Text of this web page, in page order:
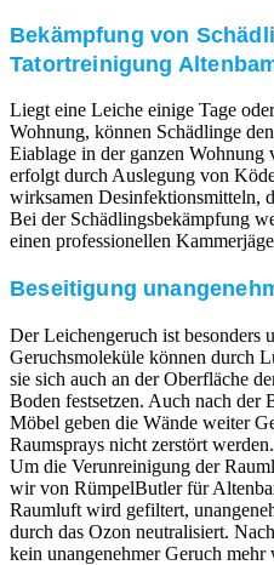
Bekämpfung von
Tatortreinigung
Liegt eine Leiche einige Tage
Wohnung, können Schädlinge
Eiablage in der ganzen
erfolgt durch Auslegung von
wirksamen Desinfektionsmitteln,
Bei der Schädlingsbekämpfung
einen professionellen
Beseitigung
Der Leichengeruch ist besonders
Geruchsmoleküle können durch
sie sich auch an der Oberfläche
Boden festsetzen. Auch nach der
Möbel geben die Wände weiter
Raumsprays nicht zerstört werden.
Um die Verunreinigung der
wir von RümpelButler für
Raumluft wird gefiltert,
durch das Ozon neutralisiert.
kein unangenehmer Geruch mehr